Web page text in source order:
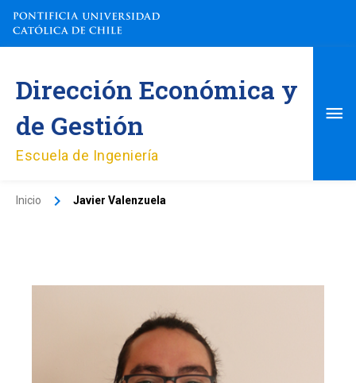
contenido
Dirección Económica y
de Gestión
Escuela de Ingeniería
Inicio Javier Valenzuela